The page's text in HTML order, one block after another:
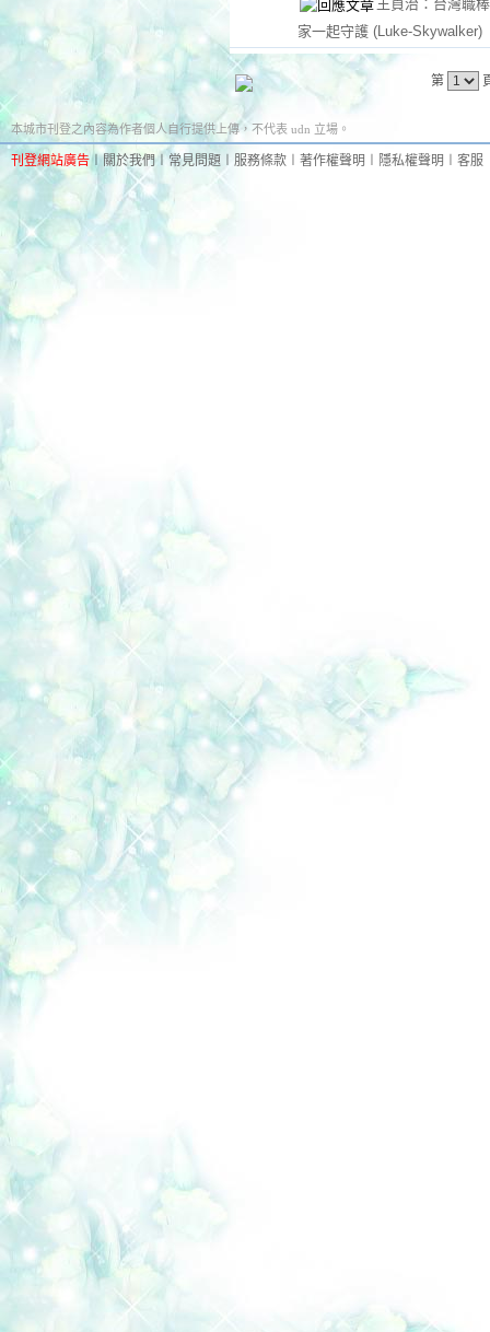
王貞治：台灣職
家一起守護 (Luke-Skywalker)
第
本城市刊登之內容為作者個人自行提供上傳，不代表 udn 立場。
刊登網站廣告 ︱關於我們︱常見問題 服務條款 著作權聲明 隱私權聲明 客服